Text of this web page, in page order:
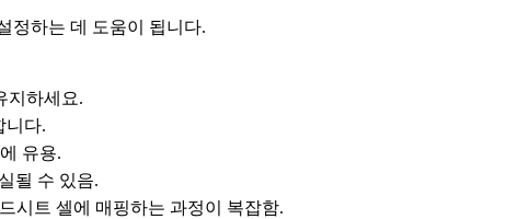
정하는 데 도움이 됩니다.
지하세요.
니다.
유용.
될 수 있음.
시트 셀에 매핑하는 과정이 복잡함.